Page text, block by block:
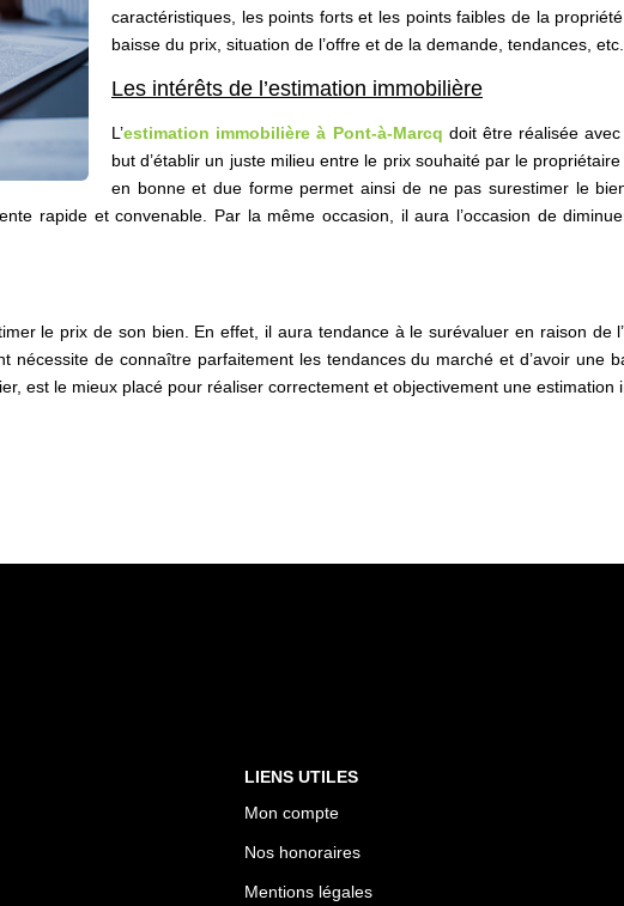
caractéristiques, les points forts et les points faibles de la
baisse du prix, situation de l’offre et de la demande, tendances,
Les intérêts de l’estimation immobilière
L’estimation immobilière à Pont-à-Marcq doit être réalisée
but d’établir un juste milieu entre le prix souhaité par le
en bonne et due forme permet ainsi de ne pas surestimer le
rapide et convenable. Par la même occasion, il aura l’occasion de
le prix de son bien. En effet, il aura tendance à le surévaluer en raison de
nécessite de connaître parfaitement les tendances du marché et d’avoir une
est le mieux placé pour réaliser correctement et objectivement une estimation
LIENS UTILES
Mon compte
Nos honoraires
Mentions légales